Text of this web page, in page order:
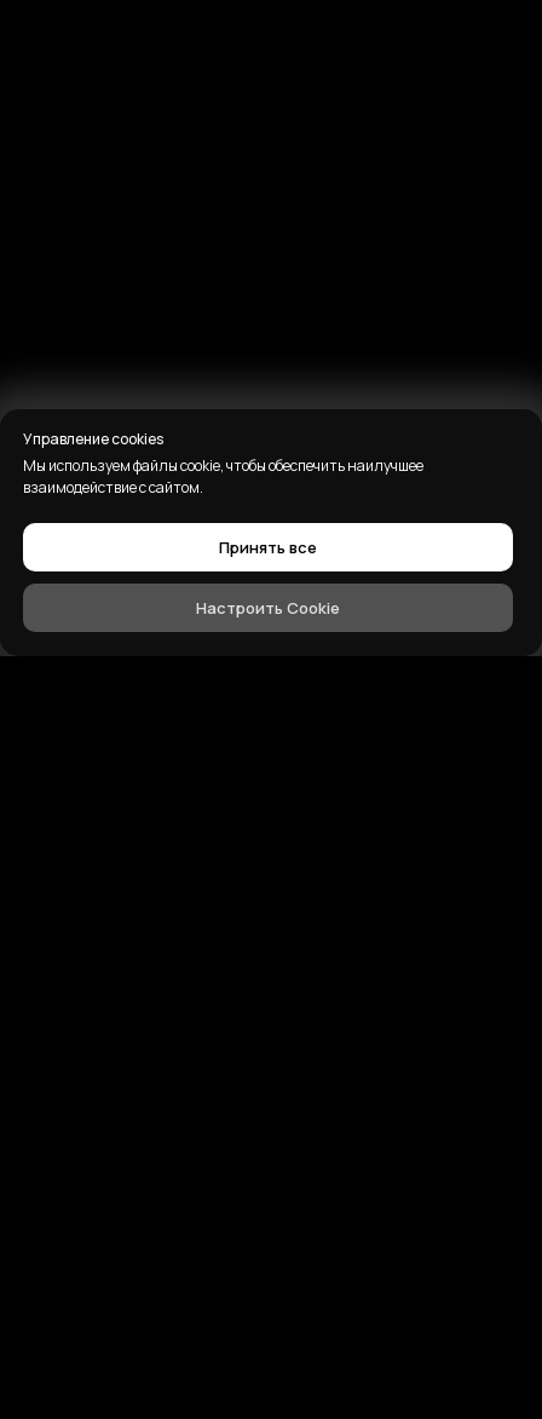
Управление cookies
Мы используем файлы cookie, чтобы обеспечить наилучшее
взаимодействие с сайтом.
Принять все
Настроить Cookie